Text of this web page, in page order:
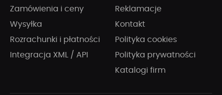
Zamówienia i ceny
Wysyłka
Rozrachunki i płatności
Integracja XML / API
Reklamacje
Kontakt
Polityka cookies
Polityka prywatności
Katalogi firm